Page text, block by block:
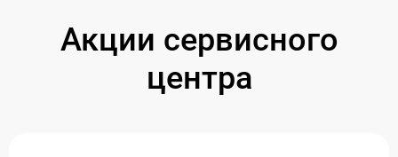
Акции сервисного
центра